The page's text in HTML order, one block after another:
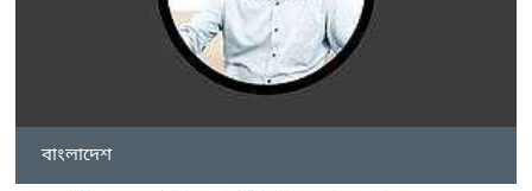
বাংলাদেশ